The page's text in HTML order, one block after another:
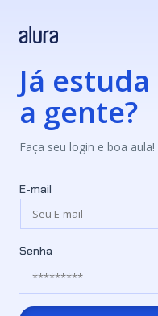
Já
a gente?
Faça seu login e boa aula!
E-mail
Senha